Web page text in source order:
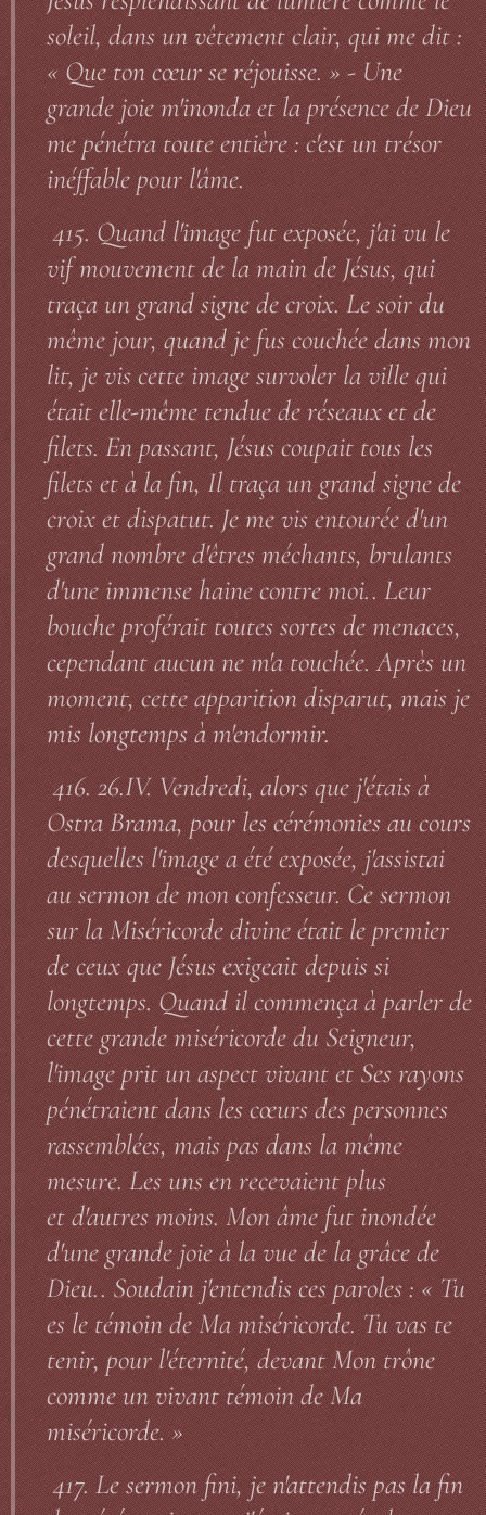
soleil, dans un vêtement clair, qui me dit :
« Que ton cœur se réjouisse. » - Une
grande joie m'inonda et la présence de Dieu
me pénétra toute entière : c'est un trésor
inéffable pour l'âme.
415. Quand l'image fut exposée, j'ai vu le
vif mouvement de la main de Jésus, qui
traça un grand signe de croix. Le soir du
même jour, quand je fus couchée dans mon
lit, je vis cette image survoler la ville qui
était elle-même tendue de réseaux et de
filets. En passant, Jésus coupait tous les
filets et à la fin, Il traça un grand signe de
croix et dispatut. Je me vis entourée d'un
grand nombre d'êtres méchants, brulants
d'une immense haine contre moi.. Leur
bouche proférait toutes sortes de menaces,
cependant aucun ne m'a touchée. Après un
moment, cette apparition disparut, mais je
mis longtemps à m'endormir.
416. 26.IV. Vendredi, alors que j'étais à
Ostra Brama, pour les cérémonies au cours
desquelles l'image a été exposée, j'assistai
au sermon de mon confesseur. Ce sermon
sur la Miséricorde divine était le premier
de ceux que Jésus exigeait depuis si
longtemps. Quand il commença à parler de
cette grande miséricorde du Seigneur,
l'image prit un aspect vivant et Ses rayons
pénétraient dans les cœurs des personnes
rassemblées, mais pas dans la même
mesure. Les uns en recevaient plus
et d'autres moins. Mon âme fut inondée
d'une grande joie à la vue de la grâce de
Dieu.. Soudain j'entendis ces paroles : « Tu
es le témoin de Ma miséricorde. Tu vas te
tenir, pour l'éternité, devant Mon trône
comme un vivant témoin de Ma
miséricorde. »
417. Le sermon fini, je n'attendis pas la fin